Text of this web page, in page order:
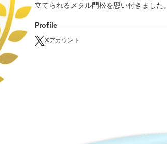
立てられるメタル門松を思い付きました。
Profile
Xアカウント